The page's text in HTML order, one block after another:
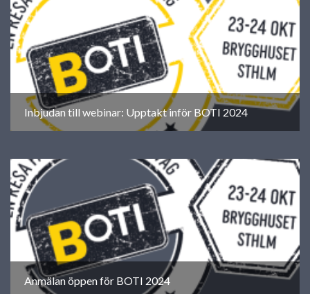
Inbjudan till webinar: Upptakt inför BOTI 2024
Anmälan öppen för BOTI 2024